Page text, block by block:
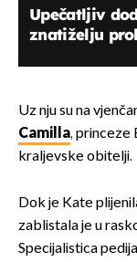
Upečatljiv
znatiželju
Uz nju su na
Camilla, princeze
kraljevske obitelji.
Dok je Kate
zablistala je u
Specijalistica